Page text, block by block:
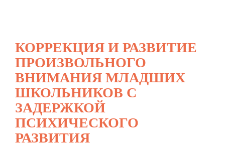
КОРРЕКЦИЯ И РАЗВИТИЕ
ПРОИЗВОЛЬНОГО
ВНИМАНИЯ МЛАДШИХ
ШКОЛЬНИКОВ С
ЗАДЕРЖКОЙ
ПСИХИЧЕСКОГО
РАЗВИТИЯ